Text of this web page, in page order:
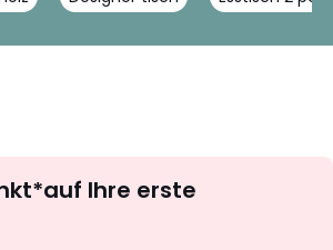
abonnieren
Ihre erste